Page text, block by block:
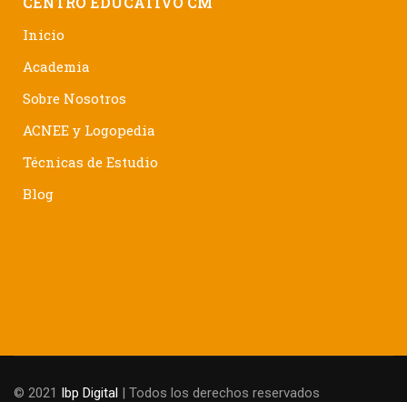
Inicio
Academia
Sobre Nosotros
ACNEE y Logopedia
Técnicas de Estudio
Blog
© 2021 Ibp Digital | Todos los derechos reservados